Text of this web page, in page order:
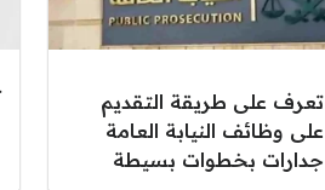
تعرف على طريقة التقديم
على وظائف النيابة العامة
جدارات بخطوات بسيطة